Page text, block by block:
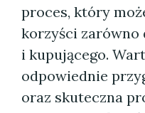
proces, który
korzyści zarówno
i kupującego.
odpowiednie
oraz skuteczna